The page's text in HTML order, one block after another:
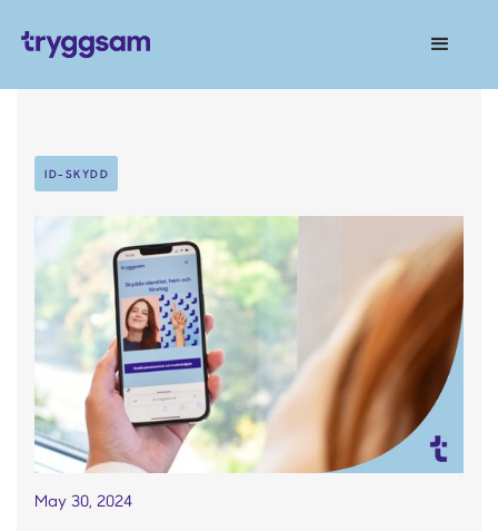
ID-SKYDD
May 30, 2024